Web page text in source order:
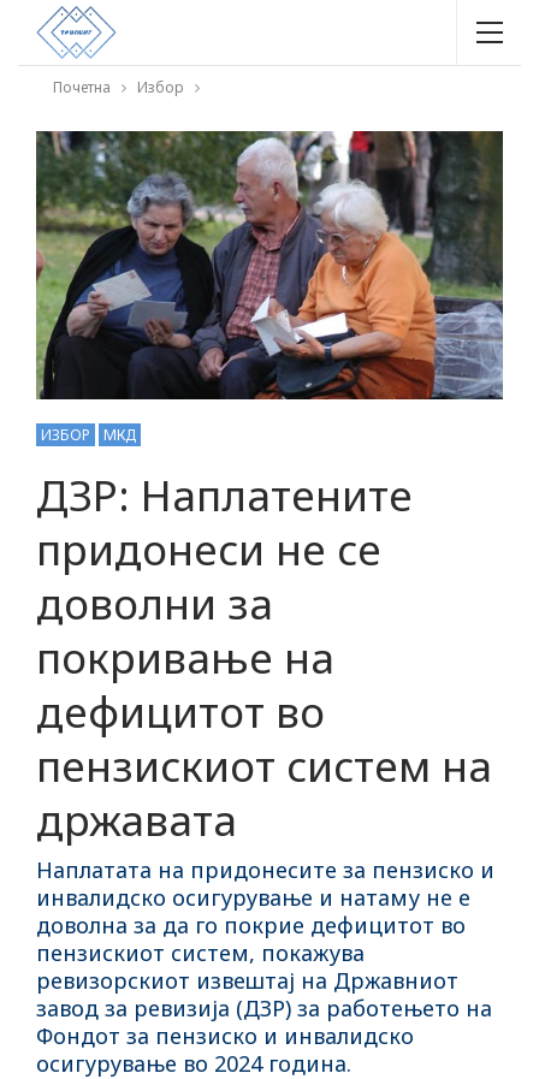
Почетна Избор
ИЗБОР МКД
ДЗР: Наплатените
придонеси не се
доволни за
покривање на
дефицитот во
пензискиот систем на
државата
Наплатата на придонесите за пензиско и
инвалидско осигурување и натаму не е
доволна за да го покрие дефицитот во
пензискиот систем, покажува
ревизорскиот извештај на Државниот
завод за ревизија (ДЗР) за работењето на
Фондот за пензиско и инвалидско
осигурување во 2024 година.